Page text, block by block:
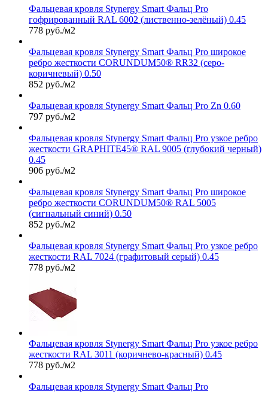
Фальцевая кровля Stynergy Smart Фальц Pro
гофрированный RAL 6002 (лиственно-зелёный) 0.45
778 руб./м2
Фальцевая кровля Stynergy Smart Фальц Pro широкое
ребро жесткости CORUNDUM50® RR32 (серо-
коричневый) 0.50
852 руб./м2
Фальцевая кровля Stynergy Smart Фальц Pro Zn 0.60
797 руб./м2
Фальцевая кровля Stynergy Smart Фальц Pro узкое ребро
жесткости GRAPHITE45® RAL 9005 (глубокий черный)
0.45
906 руб./м2
Фальцевая кровля Stynergy Smart Фальц Pro широкое
ребро жесткости CORUNDUM50® RAL 5005
(сигнальный синий) 0.50
852 руб./м2
Фальцевая кровля Stynergy Smart Фальц Pro узкое ребро
жесткости RAL 7024 (графитовый серый) 0.45
778 руб./м2
Фальцевая кровля Stynergy Smart Фальц Pro узкое ребро
жесткости RAL 3011 (коричнево-красный) 0.45
778 руб./м2
Фальцевая кровля Stynergy Smart Фальц Pro